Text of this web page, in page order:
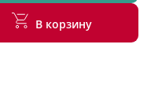
В корзину